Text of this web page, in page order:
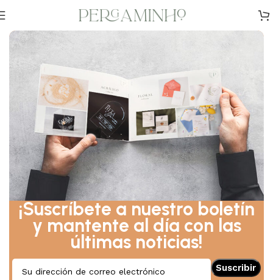
¡Suscríbete a nuestro boletín
y mantente al día con las
últimas noticias!